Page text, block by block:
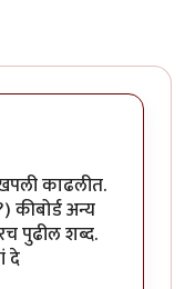
काढलीत.
कीबोर्ड अन्य
पुढील शब्द.
दे